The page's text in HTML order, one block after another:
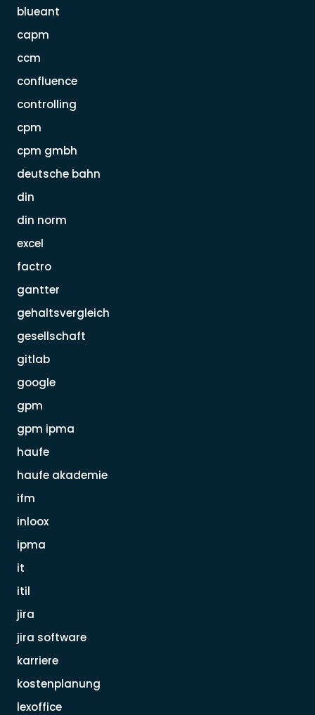
blueant
capm
ccm
confluence
controlling
cpm
cpm gmbh
deutsche bahn
din
din norm
excel
factro
gantter
gehaltsvergleich
gesellschaft
gitlab
google
gpm
gpm ipma
haufe
haufe akademie
ifm
inloox
ipma
it
itil
jira
jira software
karriere
kostenplanung
lexoffice